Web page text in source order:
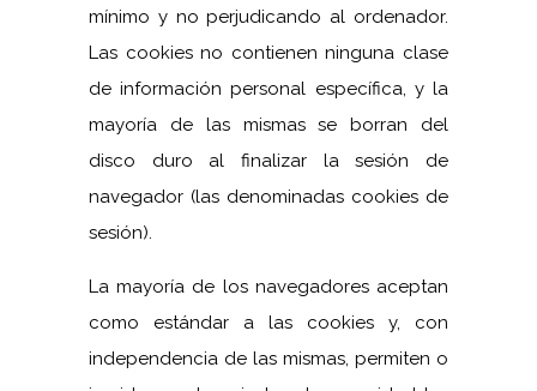
mínimo y no perjudicando al ordenador.
Las cookies no contienen ninguna clase
de información personal específica, y la
mayoría de las mismas se borran del
disco duro al finalizar la sesión de
navegador (las denominadas cookies de
sesión).
La mayoría de los navegadores aceptan
como estándar a las cookies y, con
independencia de las mismas, permiten o